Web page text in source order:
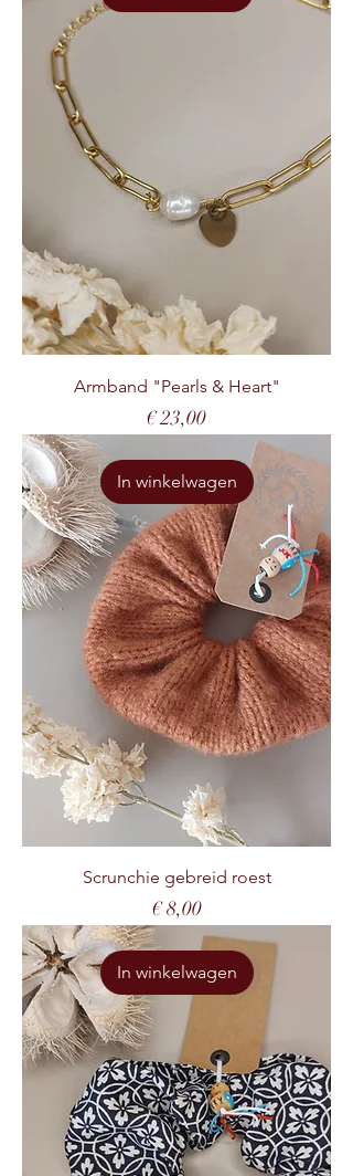
Armband "Pearls & Heart"
Prijs
€ 23,00
In winkelwagen
Scrunchie gebreid roest
Prijs
€ 8,00
In winkelwagen